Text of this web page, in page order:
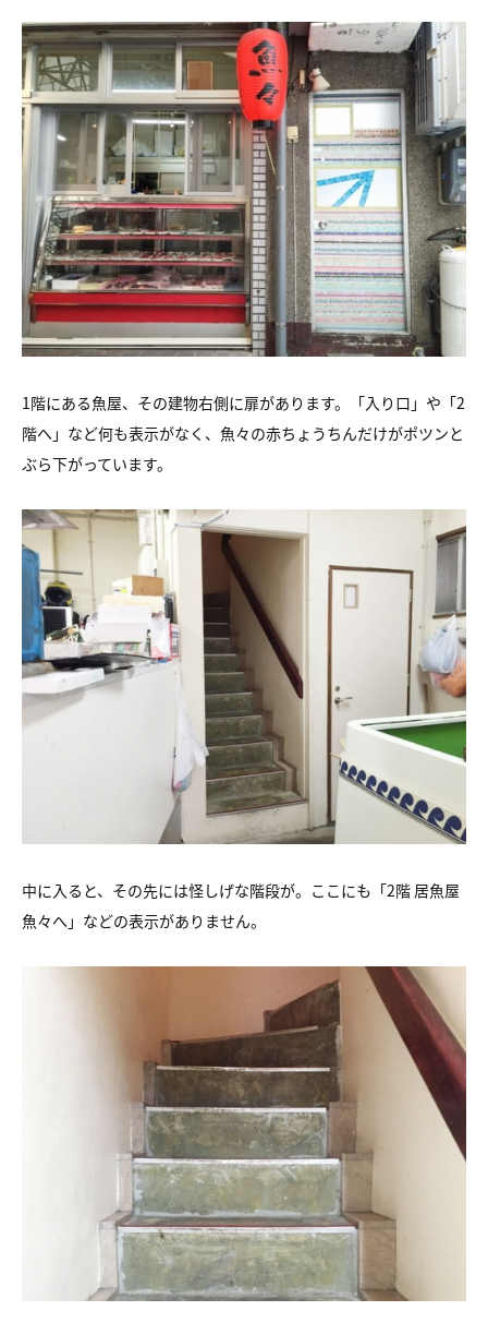
1階にある魚屋、その建物右側に扉があります。「入り口」や「2
階へ」など何も表示がなく、魚々の赤ちょうちんだけがポツンと
ぶら下がっています。
中に入ると、その先には怪しげな階段が。ここにも「2階 居魚屋
魚々へ」などの表示がありません。